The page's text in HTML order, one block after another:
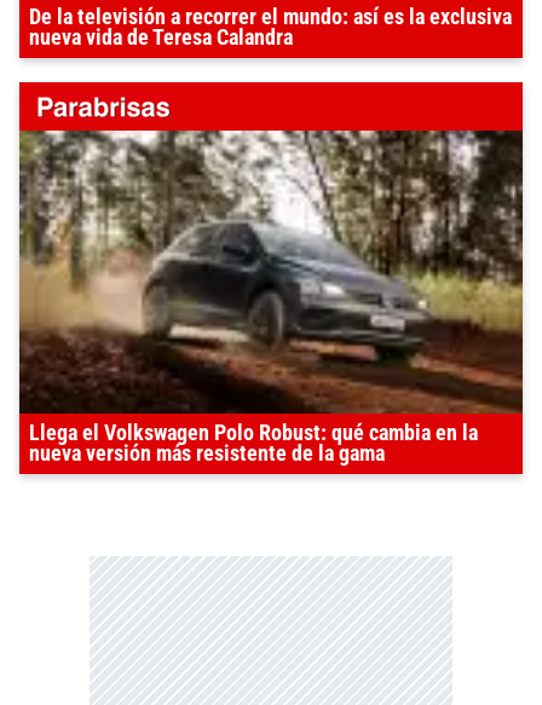
De la televisión a recorrer el mundo: así es la exclusiva
nueva vida de Teresa Calandra
Llega el Volkswagen Polo Robust: qué cambia en la
nueva versión más resistente de la gama